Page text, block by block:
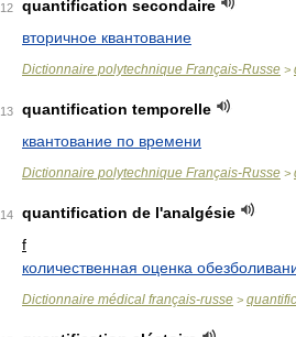
12
quantification secondaire
вторичное квантование
Dictionnaire polytechnique Français-Russe >
13
quantification temporelle
квантование по времени
Dictionnaire polytechnique Français-Russe >
14
quantification de l'analgésie
f
количественная оценка
Dictionnaire médical français-russe >